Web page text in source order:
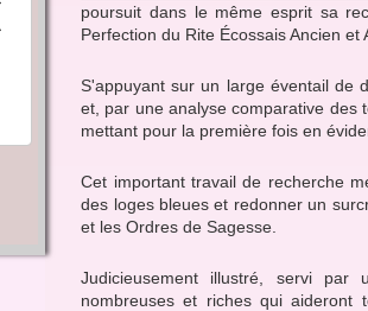
poursuit dans le même esprit sa
Perfection du Rite Écossais Ancien
S'appuyant sur un large éventail de
et, par une analyse comparative des
mettant pour la première fois en
Cet important travail de recherche
des loges bleues et redonner un
et les Ordres de Sagesse.
Judicieusement illustré, servi par
nombreuses et riches qui